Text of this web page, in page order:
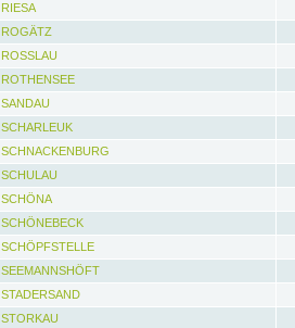
RIESA
ROGÄTZ
ROSSLAU
ROTHENSEE
SANDAU
SCHARLEUK
SCHNACKENBURG
SCHULAU
SCHÖNA
SCHÖNEBECK
SCHÖPFSTELLE
SEEMANNSHÖFT
STADERSAND
STORKAU